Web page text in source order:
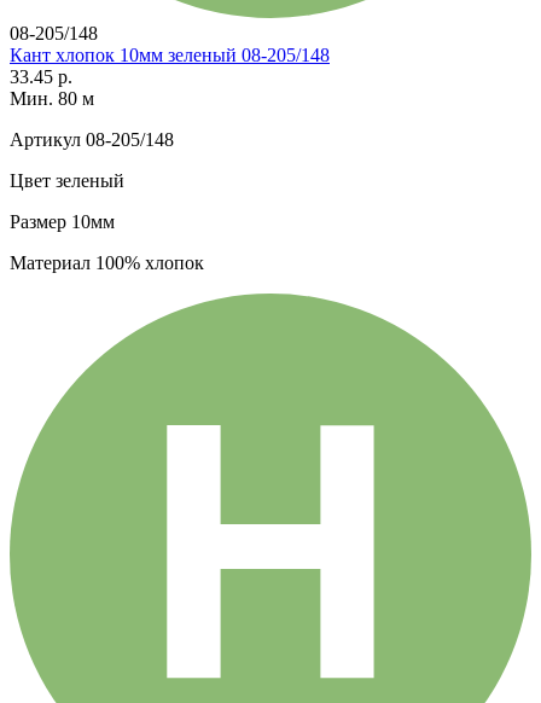
08-205/148
Кант хлопок 10мм зеленый 08-205/148
33.45 р.
Мин. 80 м
Артикул 08-205/148
Цвет зеленый
Размер 10мм
Материал 100% хлопок